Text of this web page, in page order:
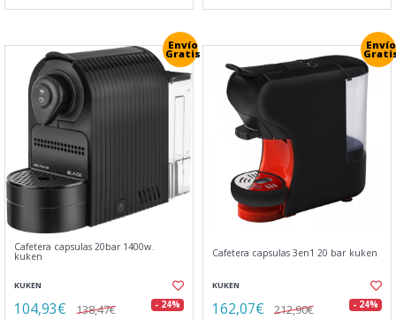
Envío
Gratis
Cafetera capsulas 20bar 1400w.
kuken
KUKEN
104,93€ 138,47€ - 24%
Envío
Cafetera capsulas 3en1 20 bar kuken
KUKEN
162,07€ 212,90€ - 24%